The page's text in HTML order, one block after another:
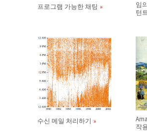
프로그램 가능한 채팅
임
턴
수신 메일 처리하기
작